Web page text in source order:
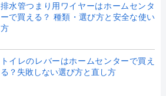
排水管つまり用ワイヤーはホームセンタ
ーで買える？ 種類・選び方と安全な使い
方
トイレのレバーはホームセンターで買え
る？失敗しない選び方と直し方